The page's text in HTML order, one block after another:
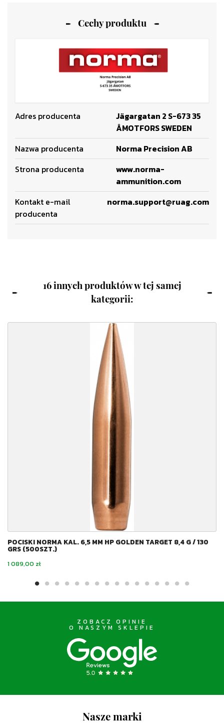
Cechy produktu
Adres producenta
Jägargatan 2 S-673 35
ÅMOTFORS SWEDEN
Nazwa producenta
Norma Precision AB
Strona producenta
www.norma-
ammunition.com
Kontakt e-mail
producenta
norma.support@ruag.com
16 innych produktów w tej samej
kategorii:
POCISKI NORMA KAL. 6,5 MM HP GOLDEN TARGET 8,4 G / 130
GRS (500SZT.)
Cena
1 089,00 zł
ZOBACZ OPINIE
O NASZYM SKLEPIE
Nasze marki